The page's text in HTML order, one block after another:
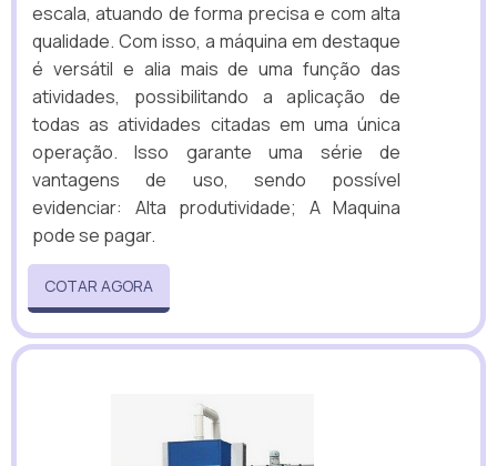
escala, atuando de forma precisa e com alta
qualidade. Com isso, a máquina em destaque
é versátil e alia mais de uma função das
atividades, possibilitando a aplicação de
todas as atividades citadas em uma única
operação. Isso garante uma série de
vantagens de uso, sendo possível
evidenciar: Alta produtividade; A Maquina
pode se pagar.
COTAR AGORA